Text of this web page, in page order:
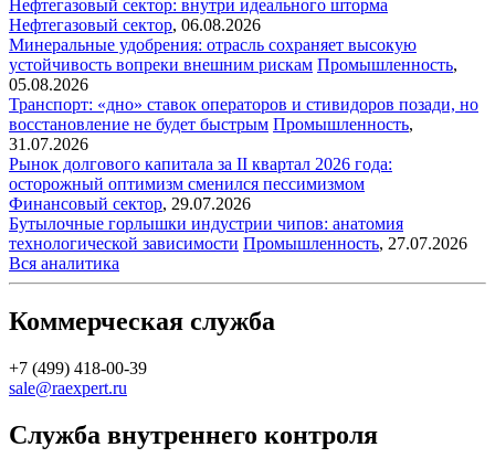
Нефтегазовый сектор: внутри идеального шторма
Нефтегазовый сектор, 06.08.2026
Минеральные удобрения: отрасль сохраняет высокую
устойчивость вопреки внешним рискам Промышленность,
05.08.2026
Транспорт: «дно» ставок операторов и стивидоров позади, но
восстановление не будет быстрым Промышленность,
31.07.2026
Рынок долгового капитала за II квартал 2026 года:
осторожный оптимизм сменился пессимизмом
Финансовый сектор, 29.07.2026
Бутылочные горлышки индустрии чипов: анатомия
технологической зависимости Промышленность, 27.07.2026
Вся аналитика
Коммерческая служба
+7 (499) 418-00-39
sale@raexpert.ru
Служба внутреннего контроля